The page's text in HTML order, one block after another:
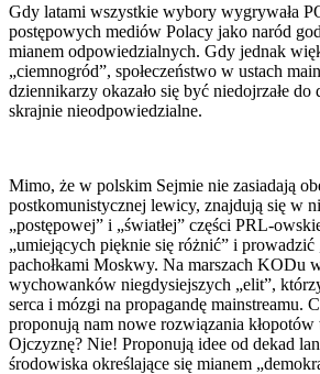
Gdy latami wszystkie wybory wygrywała
postępowych mediów Polacy jako naród
mianem odpowiedzialnych. Gdy jednak
„ciemnogród”, społeczeństwo w ustach
dziennikarzy okazało się być niedojrzałe do
skrajnie nieodpowiedzialne.
Mimo, że w polskim Sejmie nie zasiadają
postkomunistycznej lewicy, znajdują się w
„postępowej” i „światłej” części PRL-
„umiejących pięknie się różnić” i
pachołkami Moskwy. Na marszach KODu
wychowanków niegdysiejszych „elit”,
serca i mózgi na propagandę mainstreamu.
proponują nam nowe rozwiązania kłopotów
Ojczyznę? Nie! Proponują idee od dekad
środowiska określające się mianem